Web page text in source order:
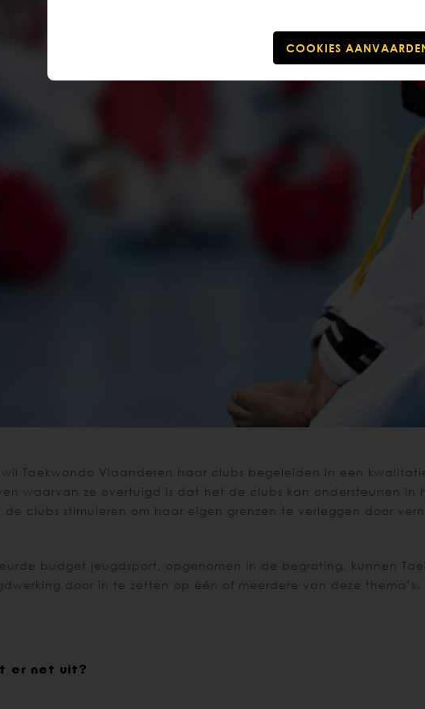
Taekwondo Vlaanderen haar clubs begeleiden in een
waarvan ze overtuigd is dat het de clubs kan ondersteunen
de clubs stimuleren om haar eigen grenzen te verleggen door
budget jeugdsport, opgenomen in de begroting, kunnen
door in te zetten op één of meerdere van deze thema’s.
er net uit?